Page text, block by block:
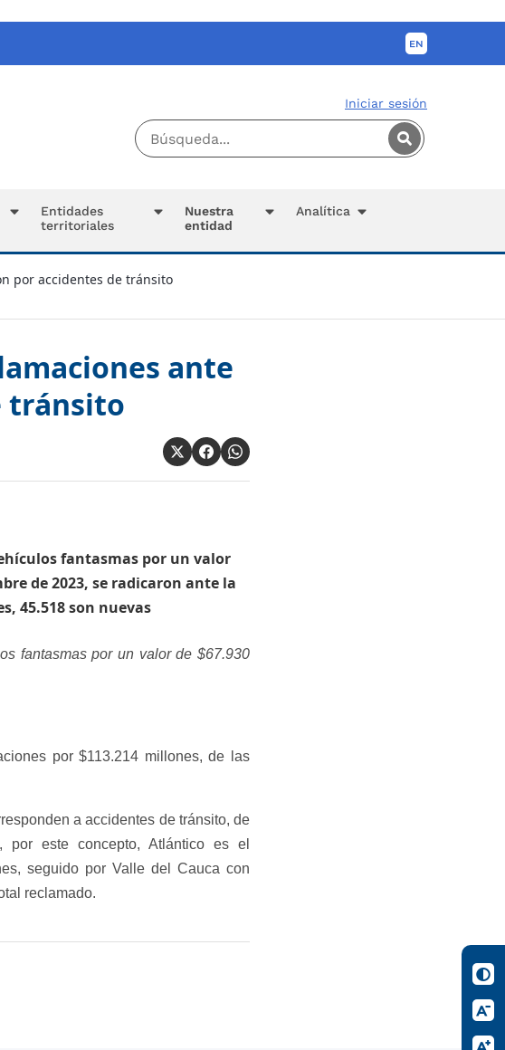
Iniciar sesión
Entidades
territoriales
Nuestra
entidad
Analítica
por accidentes de tránsito
ante
tránsito
fantasmas por un valor
de 2023, se radicaron ante la
45.518 son nuevas
fantasmas por un valor de $67.930
por $113.214 millones, de las
a accidentes de tránsito, de
este concepto, Atlántico es el
seguido por Valle del Cauca con
reclamado.​